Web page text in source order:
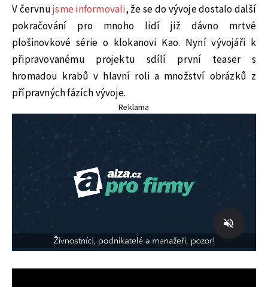
V červnujsme informovali, že se do vývoje dostalo další
pokračování pro mnoho lidí již dávno mrtvé
plošinovkové série o klokanovi Kao. Nyní vývojáři k
připravovanému projektu sdílí první teaser s
hromadou krabů v hlavní roli a množství obrázků z
přípravných fázích vývoje.
Reklama